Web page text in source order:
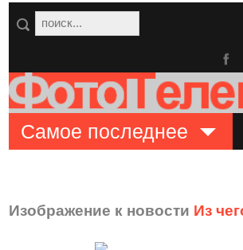
Самое последнее
Изображение к новости Из